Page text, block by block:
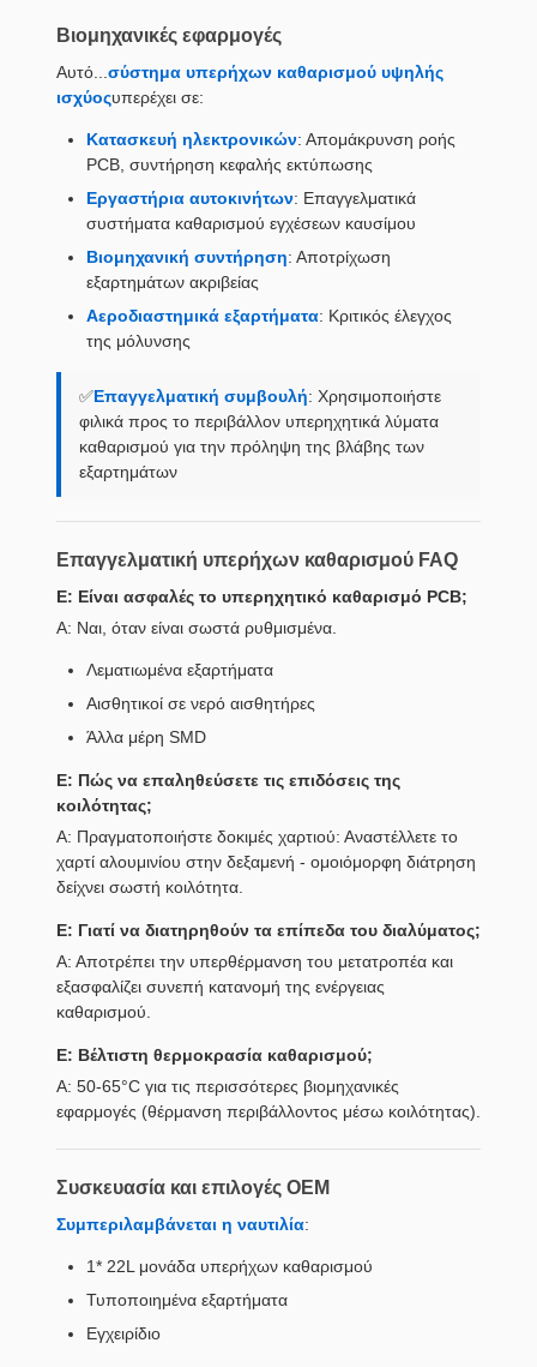
Βιομηχανικές εφαρμογές
Αυτό... σύστημα υπερήχων καθαρισμού υψηλής
ισχύοςυπερέχει σε:
Κατασκευή ηλεκτρονικών: Απομάκρυνση ροής
PCB, συντήρηση κεφαλής εκτύπωσης
Εργαστήρια αυτοκινήτων: Επαγγελματικά
συστήματα καθαρισμού εγχέσεων καυσίμου
Βιομηχανική συντήρηση: Αποτρίχωση
εξαρτημάτων ακριβείας
Αεροδιαστημικά εξαρτήματα: Κριτικός έλεγχος
της μόλυνσης
✅Επαγγελματική συμβουλή: Χρησιμοποιήστε
φιλικά προς το περιβάλλον υπερηχητικά λύματα
καθαρισμού για την πρόληψη της βλάβης των
εξαρτημάτων
Επαγγελματική υπερήχων καθαρισμού FAQ
Ε: Είναι ασφαλές το υπερηχητικό καθαρισμό PCB;
Α: Ναι, όταν είναι σωστά ρυθμισμένα.
Λεματιωμένα εξαρτήματα
Αισθητικοί σε νερό αισθητήρες
Άλλα μέρη SMD
Ε: Πώς να επαληθεύσετε τις επιδόσεις της
κοιλότητας;
Α: Πραγματοποιήστε δοκιμές χαρτιού: Αναστέλλετε το
χαρτί αλουμινίου στην δεξαμενή - ομοιόμορφη διάτρηση
δείχνει σωστή κοιλότητα.
Ε: Γιατί να διατηρηθούν τα επίπεδα του διαλύματος;
Α: Αποτρέπει την υπερθέρμανση του μετατροπέα και
εξασφαλίζει συνεπή κατανομή της ενέργειας
καθαρισμού.
Ε: Βέλτιστη θερμοκρασία καθαρισμού;
Α: 50-65°C για τις περισσότερες βιομηχανικές
εφαρμογές (θέρμανση περιβάλλοντος μέσω κοιλότητας).
Συσκευασία και επιλογές OEM
Συμπεριλαμβάνεται η ναυτιλία:
1* 22L μονάδα υπερήχων καθαρισμού
Τυποποιημένα εξαρτήματα
Εγχειρίδιο